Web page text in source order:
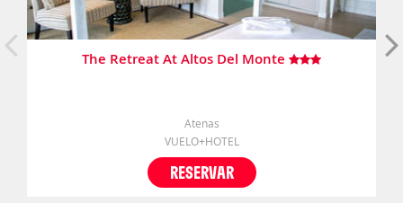
The Retreat At Altos Del Monte
Atenas
VUELO+HOTEL
RESERVAR